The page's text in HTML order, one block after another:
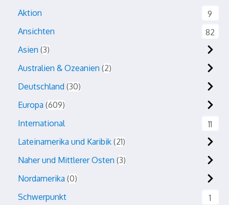
Aktion
9
Ansichten
82
Asien 3
Australien & Ozeanien 2
Deutschland 30
Europa 609
International
11
Lateinamerika und Karibik 21
Naher und Mittlerer Osten 3
Nordamerika 0
Schwerpunkt
1